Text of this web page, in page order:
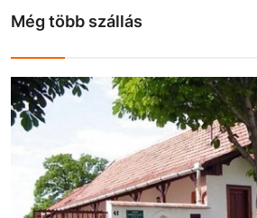
Még több szállás